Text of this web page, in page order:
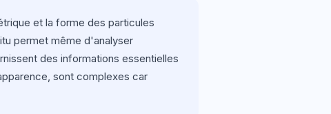
et la forme des particules
permet même d'analyser
des informations essentielles
sont complexes car